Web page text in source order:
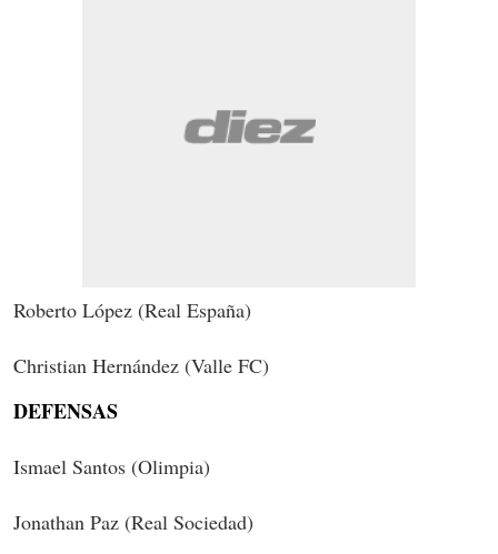
Roberto López (Real España)
Christian Hernández (Valle FC)
DEFENSAS
Ismael Santos (Olimpia)
Jonathan Paz (Real Sociedad)